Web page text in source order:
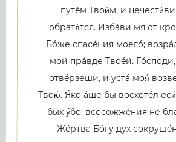
путéм Твои́м, и
обратя́тся. Избáви мя от
Бóже спасéния моегó;
мой прáвде Твоéй.
отвéрзеши, и устá моя́
Твою́. Я́ко áще бы восхотéл
бых у́бо: всесожжéния не
Жéртва Бóгу дух